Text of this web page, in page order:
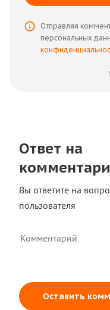
Отправляя
персональных
Ответ на
Вы ответите на
пользователя
Оставить